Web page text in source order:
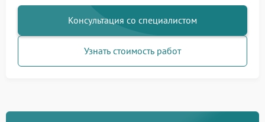
Консультация со специалистом
Узнать стоимость работ